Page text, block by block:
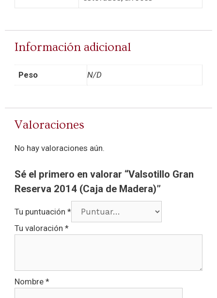
Información adicional
Peso N/D
Valoraciones
No hay valoraciones aún.
Sé el primero en valorar “Valsotillo Gran
Reserva 2014 (Caja de Madera)”
Tu puntuación *
Tu valoración *
Nombre *